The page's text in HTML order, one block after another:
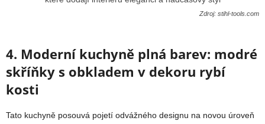
Zdroj: stihl-tools.com
4. Moderní kuchyně plná barev: modré
skříňky s obkladem v dekoru rybí
kosti
Tato kuchyně posouvá pojetí odvážného designu na novou úroveň